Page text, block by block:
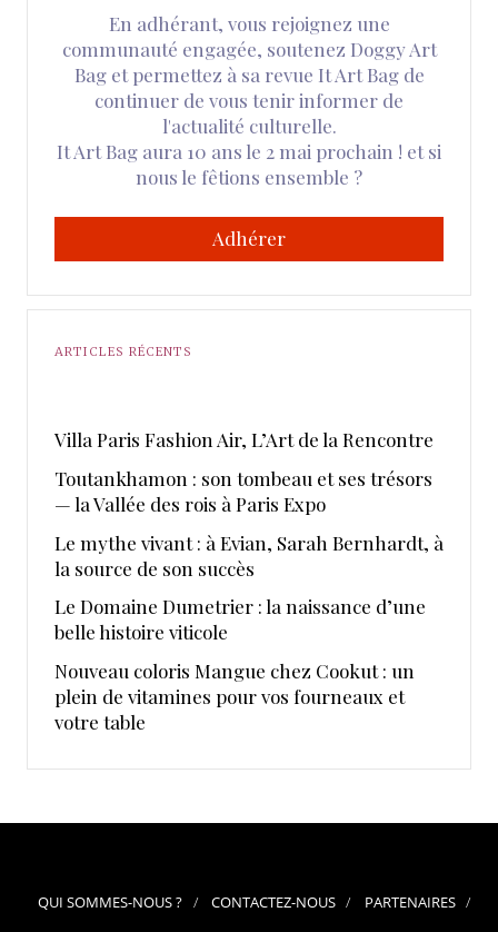
En adhérant, vous rejoignez une
communauté engagée, soutenez Doggy Art
Bag et permettez à sa revue It Art Bag de
continuer de vous tenir informer de
l'actualité culturelle.
It Art Bag aura 10 ans le 2 mai prochain ! et si
nous le fêtions ensemble ?
Adhérer
ARTICLES RÉCENTS
​Villa Paris Fashion Air, ​L’Art de la Rencontre
Toutankhamon : son tombeau et ses trésors
— la Vallée des rois à Paris Expo
Le mythe vivant : à Evian, Sarah Bernhardt, à
la source de son succès
Le Domaine Dumetrier : la naissance d’une
belle histoire viticole
Nouveau coloris Mangue chez Cookut : un
plein de vitamines pour vos fourneaux et
votre table
QUI SOMMES-NOUS ? CONTACTEZ-NOUS PARTENAIRES